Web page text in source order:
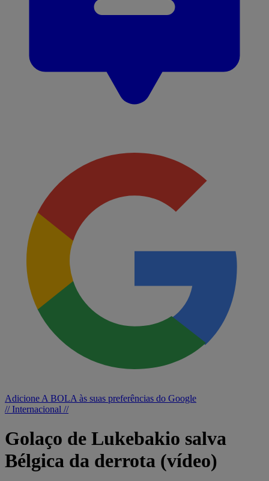
Adicione A BOLA às suas preferências do Google
// Internacional //
Golaço de Lukebakio salva
Bélgica da derrota (vídeo)